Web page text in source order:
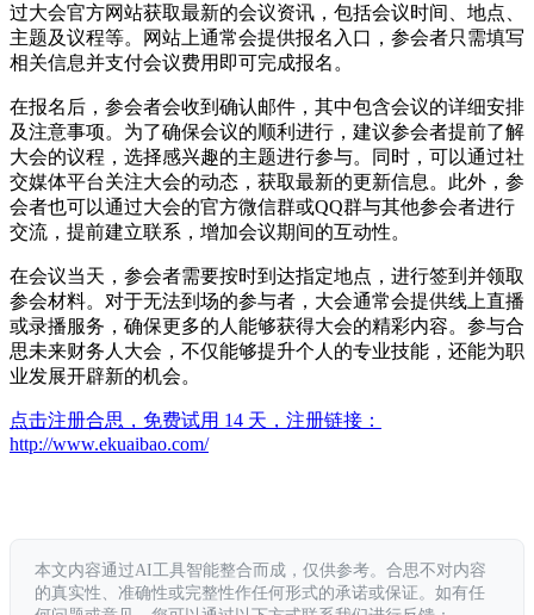
过大会官方网站获取最新的会议资讯，包括会议时间、地点、
主题及议程等。网站上通常会提供报名入口，参会者只需填写
相关信息并支付会议费用即可完成报名。
在报名后，参会者会收到确认邮件，其中包含会议的详细安排
及注意事项。为了确保会议的顺利进行，建议参会者提前了解
大会的议程，选择感兴趣的主题进行参与。同时，可以通过社
交媒体平台关注大会的动态，获取最新的更新信息。此外，参
会者也可以通过大会的官方微信群或QQ群与其他参会者进行
交流，提前建立联系，增加会议期间的互动性。
在会议当天，参会者需要按时到达指定地点，进行签到并领取
参会材料。对于无法到场的参与者，大会通常会提供线上直播
或录播服务，确保更多的人能够获得大会的精彩内容。参与合
思未来财务人大会，不仅能够提升个人的专业技能，还能为职
业发展开辟新的机会。
点击注册合思，免费试用 14 天，注册链接：
http://www.ekuaibao.com/
本文内容通过AI工具智能整合而成，仅供参考。合思不对内容
的真实性、准确性或完整性作任何形式的承诺或保证。如有任